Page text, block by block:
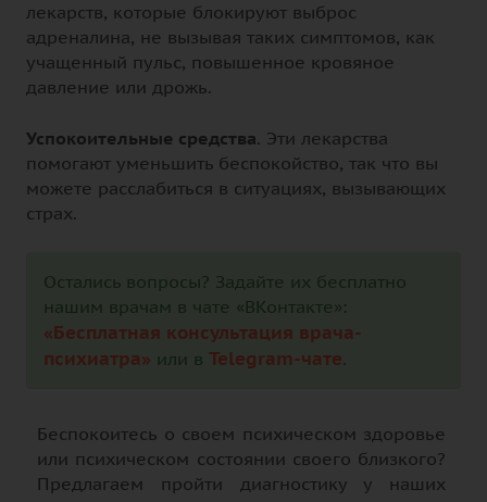
лекарств, которые блокируют выброс
адреналина, не вызывая таких симптомов, как
учащенный пульс, повышенное кровяное
давление или дрожь.
Успокоительные средства. Эти лекарства
помогают уменьшить беспокойство, так что вы
можете расслабиться в ситуациях, вызывающих
страх.
Остались вопросы? Задайте их бесплатно
нашим врачам в чате «ВКонтакте»:
«Бесплатная консультация врача-
психиатра» или в Telegram-чате.
Беспокоитесь о своем психическом здоровье
или психическом состоянии своего близкого?
Предлагаем пройти диагностику у наших